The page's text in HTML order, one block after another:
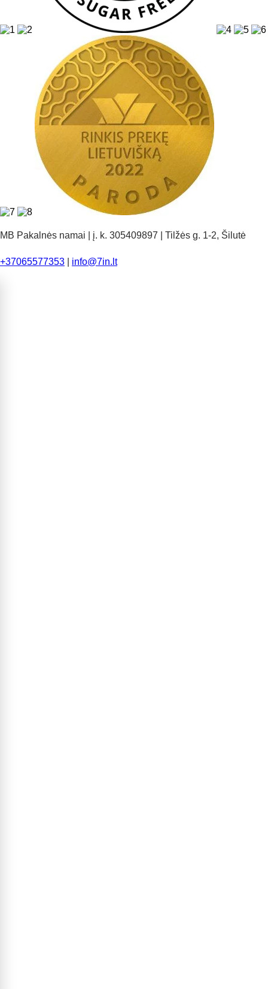
MB Pakalnės namai | į. k. 305409897 | Tilžės g. 1-2, Šilutė
+37065577353 info@7in.lt